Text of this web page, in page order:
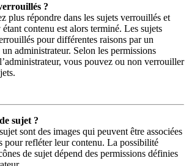
?
plus répondre dans les sujets verrouillés et
contenu est alors terminé. Les sujets
pour différentes raisons par un
administrateur. Selon les permissions
vous pouvez ou non verrouiller
sujet ?
sont des images qui peuvent être associées
pour refléter leur contenu. La possibilité
de sujet dépend des permissions définies